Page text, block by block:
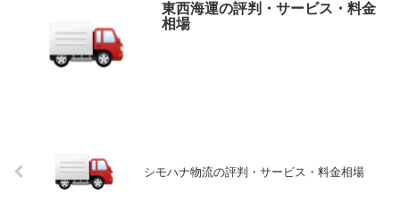
東西海運の評判・サービス・料金
相場
シモハナ物流の評判・サービス・料金相場